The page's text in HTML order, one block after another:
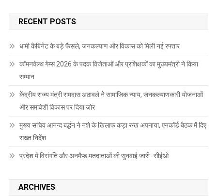
RECENT POSTS
धामी कैबिनेट के बड़े फैसले, जनकल्याण और विकास को मिली नई रफ्तार
कॉमनवेल्थ गेम्स 2026 के पदक विजेताओं और प्रशिक्षकों का मुख्यमंत्री ने किया
सम्मान
केंद्रीय राज्य मंत्री रामदास अठावले ने सामाजिक न्याय, जनकल्याणकारी योजनाओं
और समावेशी विकास पर दिया जोर
मुख्य सचिव आनन्द बर्द्धन ने नशे के खिलाफ कड़ा रुख अपनाया, एनकॉर्ड बैठक में दिए
सख्त निर्देश
प्रदेश में विसंगति और अनमैप्ड मतदाताओं की सुनवाई जारी- सीईओ
ARCHIVES